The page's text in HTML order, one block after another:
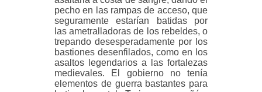
pecho en las rampas de acceso, que
seguramente estarían batidas por
las ametralladoras de los rebeldes, o
trepando desesperadamente por los
bastiones desenfilados, como en los
asaltos legendarios a las fortalezas
medievales. El gobierno no tenía
elementos de guerra bastantes para